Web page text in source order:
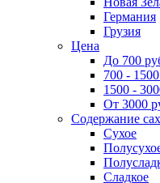
Германия
Грузия
Цена
До 700
700 -
1500 -
От 3000
Содержание
Сухое
Сладкое